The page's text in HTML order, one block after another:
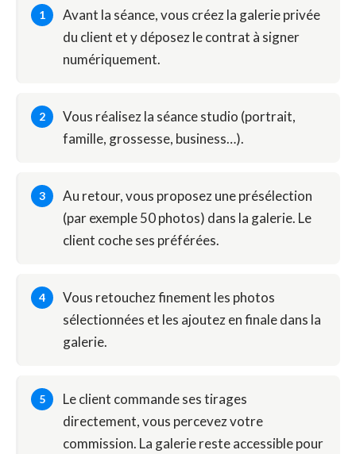
Avant la séance, vous créez la galerie privée
du client et y déposez le contrat à signer
numériquement.
Vous réalisez la séance studio (portrait,
famille, grossesse, business…).
Au retour, vous proposez une présélection
(par exemple 50 photos) dans la galerie. Le
client coche ses préférées.
Vous retouchez finement les photos
sélectionnées et les ajoutez en finale dans la
galerie.
Le client commande ses tirages
directement, vous percevez votre
commission. La galerie reste accessible pour